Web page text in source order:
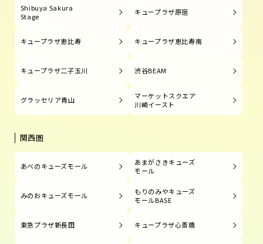
Shibuya Sakura
Stage
キュープラザ原宿
キュープラザ恵比寿 キュープラザ恵比寿南
キュープラザ二子玉川 渋谷BEAM
グラッセリア青山
マーケットスクエア
川崎イースト
関西圏
あべのキューズモール
あまがさきキューズ
モール
みのおキューズモール
もりのみやキューズ
モールBASE
東急プラザ新長田 キュープラザ心斎橋